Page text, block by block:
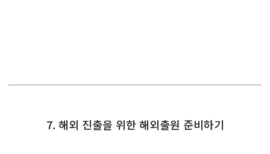
7. 해외 진출을 위한 해외출원 준비하기